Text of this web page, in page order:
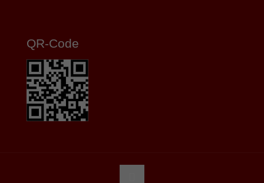
QR-Code